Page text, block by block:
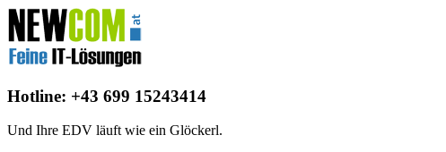
Hotline: +43 699 15243414
Und Ihre EDV läuft wie ein Glöckerl.